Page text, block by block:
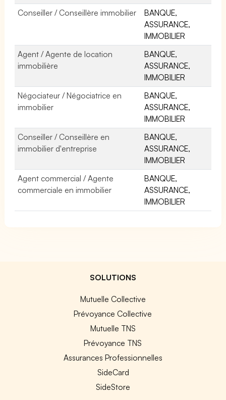
Conseiller / Conseillère immobilier
BANQUE,
ASSURANCE,
IMMOBILIER
Agent / Agente de location
immobilière
BANQUE,
ASSURANCE,
IMMOBILIER
Négociateur / Négociatrice en
immobilier
BANQUE,
ASSURANCE,
IMMOBILIER
Conseiller / Conseillère en
immobilier d'entreprise
BANQUE,
ASSURANCE,
IMMOBILIER
Agent commercial / Agente
commerciale en immobilier
BANQUE,
ASSURANCE,
IMMOBILIER
SOLUTIONS
Mutuelle Collective
Prévoyance Collective
Mutuelle TNS
Prévoyance TNS
Assurances Professionnelles
SideCard
SideStore